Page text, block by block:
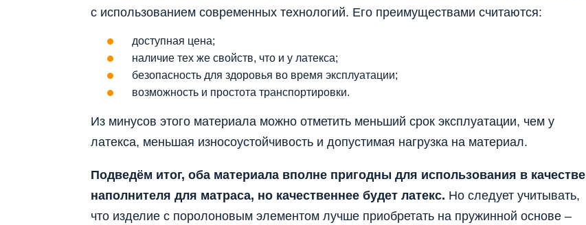
с использованием современных технологий. Его преимуществами считаются:
доступная цена;
наличие тех же свойств, что и у латекса;
безопасность для здоровья во время эксплуатации;
возможность и простота транспортировки.
Из минусов этого материала можно отметить меньший срок эксплуатации, чем у
латекса, меньшая износоустойчивость и допустимая нагрузка на материал.
Подведём итог, оба материала вполне пригодны для использования в качестве
наполнителя для матраса, но качественнее будет латекс. Но следует учитывать,
что изделие с поролоновым элементом лучше приобретать на пружинной основе –